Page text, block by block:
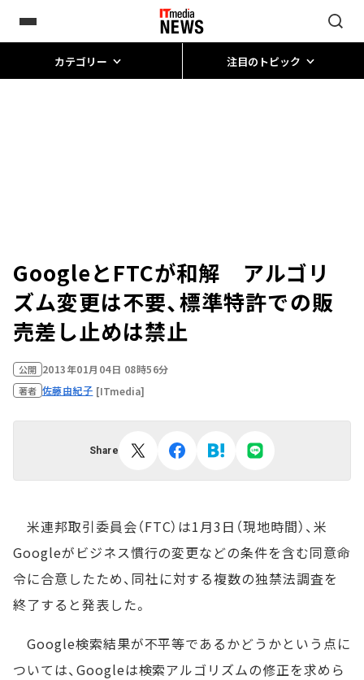
カテゴリー 注目のトピック
GoogleとFTCが和解 アルゴリ
ズム変更は不要、標準特許での販
売差し止めは禁止
公開 2013年01月04日 08時56分
著者 佐藤由紀子 [ITmedia]
Share
米連邦取引委員会（FTC）は1月3日（現地時間）、米
Googleがビジネス慣行の変更などの条件を含む同意命
令に合意したため、同社に対する複数の独禁法調査を
終了すると発表した。
Google検索結果が不平等であるかどうかという点に
ついては、Googleは検索アルゴリズムの修正を求めら